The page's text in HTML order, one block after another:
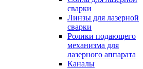
сварки
Линзы для лазерной
сварки
Ролики подающего
механизма для
лазерного аппарата
Каналы